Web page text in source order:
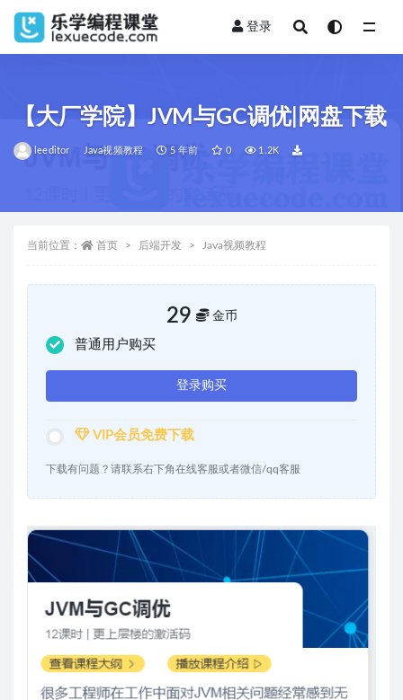
登录
【大厂学院】JVM与GC调优|网盘下载
leeditor Java视频教程 5 年前 0 1.2K
当前位置： 首页 后端开发 Java视频教程
29 金币
普通用户购买
登录购买
VIP会员免费下载
下载有问题？请联系右下角在线客服或者微信/qq客服